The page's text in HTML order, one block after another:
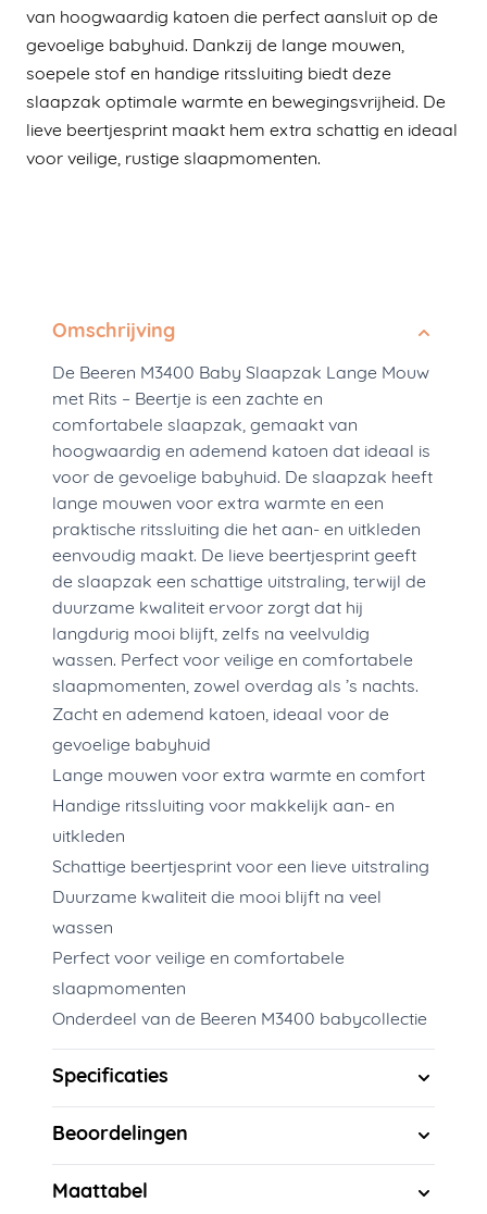
van hoogwaardig katoen die perfect aansluit op de
gevoelige babyhuid. Dankzij de lange mouwen,
soepele stof en handige ritssluiting biedt deze
slaapzak optimale warmte en bewegingsvrijheid. De
lieve beertjesprint maakt hem extra schattig en ideaal
voor veilige, rustige slaapmomenten.
Omschrijving
De Beeren M3400 Baby Slaapzak Lange Mouw
met Rits – Beertje is een zachte en
comfortabele slaapzak, gemaakt van
hoogwaardig en ademend katoen dat ideaal is
voor de gevoelige babyhuid. De slaapzak heeft
lange mouwen voor extra warmte en een
praktische ritssluiting die het aan- en uitkleden
eenvoudig maakt. De lieve beertjesprint geeft
de slaapzak een schattige uitstraling, terwijl de
duurzame kwaliteit ervoor zorgt dat hij
langdurig mooi blijft, zelfs na veelvuldig
wassen. Perfect voor veilige en comfortabele
slaapmomenten, zowel overdag als ’s nachts.
Zacht en ademend katoen, ideaal voor de
gevoelige babyhuid
Lange mouwen voor extra warmte en comfort
Handige ritssluiting voor makkelijk aan- en
uitkleden
Schattige beertjesprint voor een lieve uitstraling
Duurzame kwaliteit die mooi blijft na veel
wassen
Perfect voor veilige en comfortabele
slaapmomenten
Onderdeel van de Beeren M3400 babycollectie
Specificaties
Beoordelingen
Maattabel